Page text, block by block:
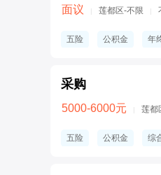
面议 莲都区-不限
五险 公积金 年
采购
5000-6000元 莲都
五险 公积金 综